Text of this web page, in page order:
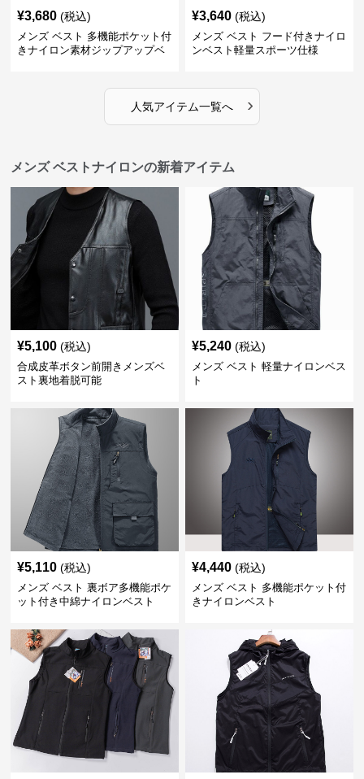
¥3,680 (税込)
メンズ ベスト 多機能ポケット付
きナイロン素材ジップアップベ
¥3,640 (税込)
メンズ ベスト フード付きナイロ
ンベスト軽量スポーツ仕様
人気アイテム一覧へ ›
メンズ ベストナイロンの新着アイテム
¥5,100 (税込)
合成皮革ボタン前開きメンズベ
スト裏地着脱可能
¥5,240 (税込)
メンズ ベスト 軽量ナイロンベス
ト
¥5,110 (税込)
メンズ ベスト 裏ボア多機能ポケ
ット付き中綿ナイロンベスト
¥4,440 (税込)
メンズ ベスト 多機能ポケット付
きナイロンベスト